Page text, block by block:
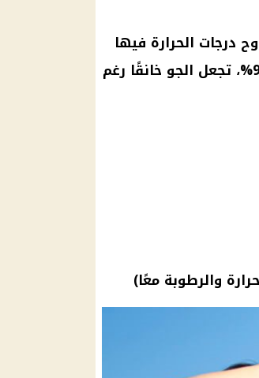
درجات الحرارة فيها
بين 29 و31 درجة، ولكن مع رطوبة مرتفعة تصل إلى 90%، تجعل الجو خانقًا رغم
والرطوبة معًا)